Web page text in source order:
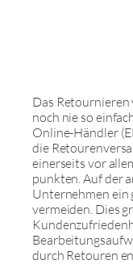
Das
noch nie so
Online-Händler
die
einerseits vor
punkten. Auf der
Unternehmen ein
vermeiden. Dies
durch Retouren